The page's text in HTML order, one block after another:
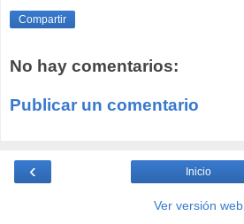
Compartir
No hay comentarios:
Publicar un comentario
‹ Inicio
Ver versión web